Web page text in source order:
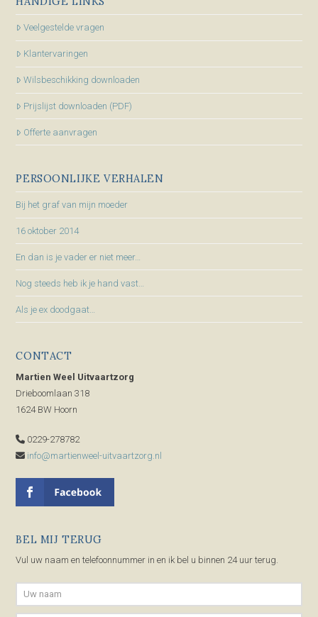
Veelgestelde vragen
Klantervaringen
Wilsbeschikking downloaden
Prijslijst downloaden (PDF)
Offerte aanvragen
PERSOONLIJKE VERHALEN
Bij het graf van mijn moeder
16 oktober 2014
En dan is je vader er niet meer…
Nog steeds heb ik je hand vast…
Als je ex doodgaat…
CONTACT
Martien Weel Uitvaartzorg
Drieboomlaan 318
1624 BW Hoorn
0229-278782
info@martienweel-uitvaartzorg.nl
BEL MIJ TERUG
Vul uw naam en telefoonnummer in en ik bel u binnen 24 uur terug.